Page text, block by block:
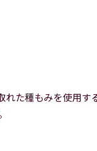
た種もみを使用